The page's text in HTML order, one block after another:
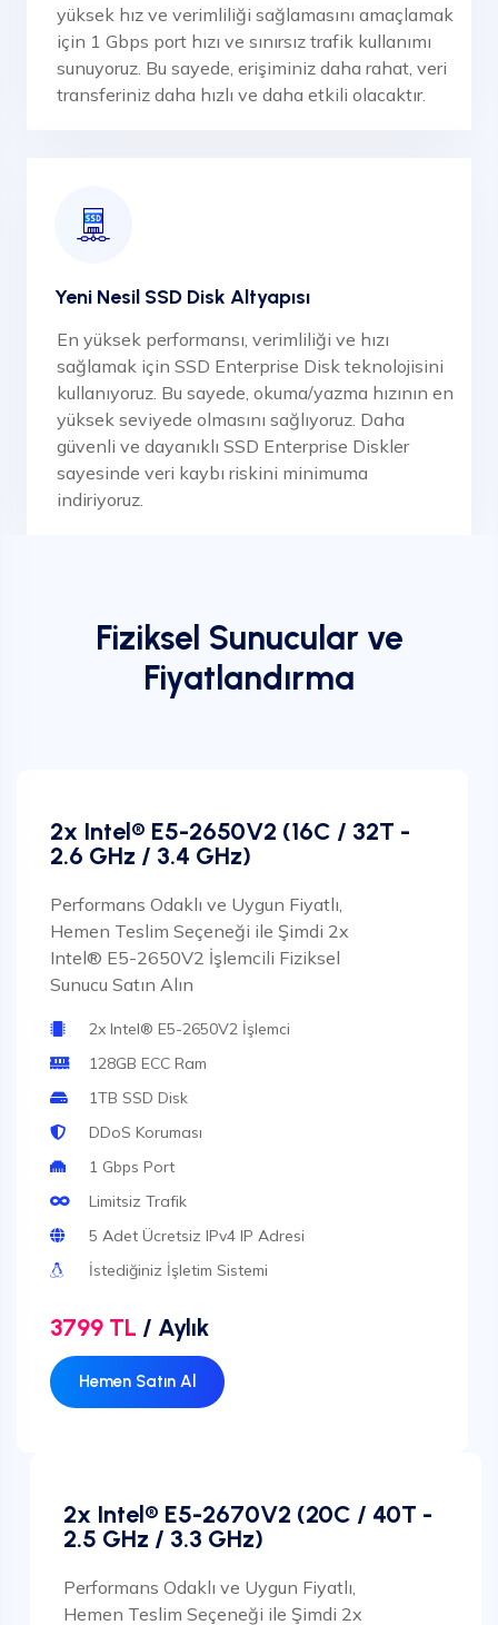
yüksek hız ve verimliliği sağlamasını amaçlamak
için 1 Gbps port hızı ve sınırsız trafik kullanımı
sunuyoruz. Bu sayede, erişiminiz daha rahat, veri
transferiniz daha hızlı ve daha etkili olacaktır.
Yeni Nesil SSD Disk Altyapısı
En yüksek performansı, verimliliği ve hızı
sağlamak için SSD Enterprise Disk teknolojisini
kullanıyoruz. Bu sayede, okuma/yazma hızının en
yüksek seviyede olmasını sağlıyoruz. Daha
güvenli ve dayanıklı SSD Enterprise Diskler
sayesinde veri kaybı riskini minimuma
indiriyoruz.
Fiziksel Sunucular ve
Fiyatlandırma
2x Intel® E5-2650V2 (16C / 32T -
2.6 GHz / 3.4 GHz)
Performans Odaklı ve Uygun Fiyatlı,
Hemen Teslim Seçeneği ile Şimdi 2x
Intel® E5-2650V2 İşlemcili Fiziksel
Sunucu Satın Alın
2x Intel® E5-2650V2 İşlemci
128GB ECC Ram
1TB SSD Disk
DDoS Koruması
1 Gbps Port
Limitsiz Trafik
5 Adet Ücretsiz IPv4 IP Adresi
İstediğiniz İşletim Sistemi
Hemen Satın Al
3799 TL / Aylık
2x Intel® E5-2670V2 (20C / 40T -
2.5 GHz / 3.3 GHz)
Performans Odaklı ve Uygun Fiyatlı,
Hemen Teslim Seçeneği ile Şimdi 2x